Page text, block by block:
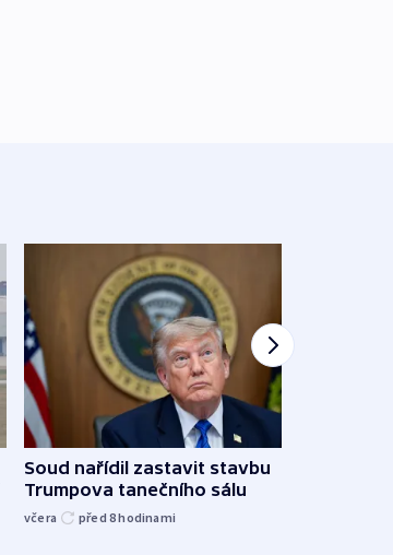
Soud nařídil zastavit stavbu
Trumpova tanečního sálu
včera před 8hodinami